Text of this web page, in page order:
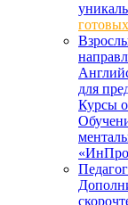
для
Курсы